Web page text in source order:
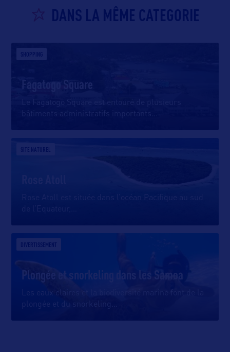
DANS LA MÊME CATEGORIE
SHOPPING
Fagatogo Square
bâtiments administratifs importants
SITE NATUREL
Rose Atoll est située dans l’océan Pacifique au sud
de l’Equateur,
DIVERTISSEMENT
Plongée et snorkeling dans les Samoa
Les eaux claires et la biodiversité marine font de la
plongée et du snorkeling